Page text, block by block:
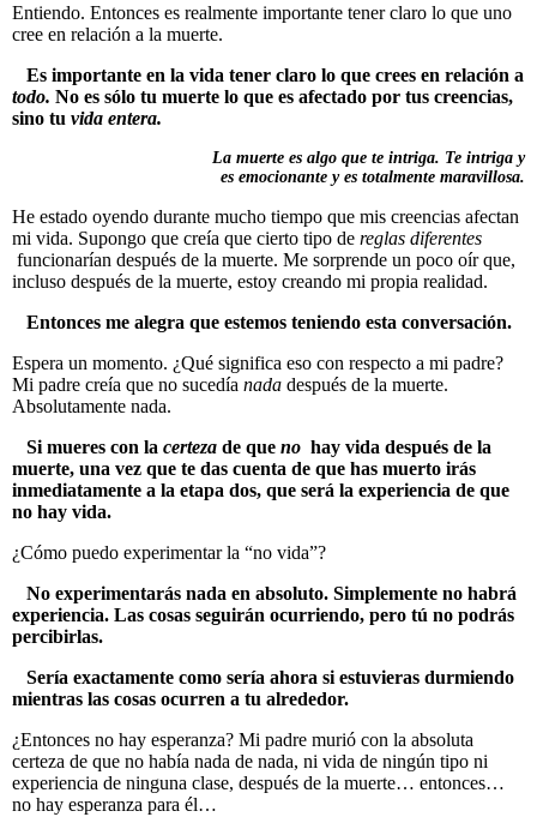
Entiendo. Entonces es realmente importante tener claro lo que uno
cree en relación a la muerte.
Es importante en la vida tener claro lo que crees en relación a
todo. No es sólo tu muerte lo que es afectado por tus creencias,
sino tu vida entera.
La muerte es algo que te intriga. Te intriga y
es emocionante y es totalmente maravillosa.
He estado oyendo durante mucho tiempo que mis creencias afectan
mi vida. Supongo que creía que cierto tipo de reglas diferentes
funcionarían después de la muerte. Me sorprende un poco oír que,
incluso después de la muerte, estoy creando mi propia realidad.
Entonces me alegra que estemos teniendo esta conversación.
Espera un momento. ¿Qué significa eso con respecto a mi padre?
Mi padre creía que no sucedía nada después de la muerte.
Absolutamente nada.
Si mueres con la certeza de que no hay vida después de la
muerte, una vez que te das cuenta de que has muerto irás
inmediatamente a la etapa dos, que será la experiencia de que
no hay vida.
¿Cómo puedo experimentar la “no vida”?
No experimentarás nada en absoluto. Simplemente no habrá
experiencia. Las cosas seguirán ocurriendo, pero tú no podrás
percibirlas.
Sería exactamente como sería ahora si estuvieras durmiendo
mientras las cosas ocurren a tu alrededor.
¿Entonces no hay esperanza? Mi padre murió con la absoluta
certeza de que no había nada de nada, ni vida de ningún tipo ni
experiencia de ninguna clase, después de la muerte… entonces…
no hay esperanza para él…